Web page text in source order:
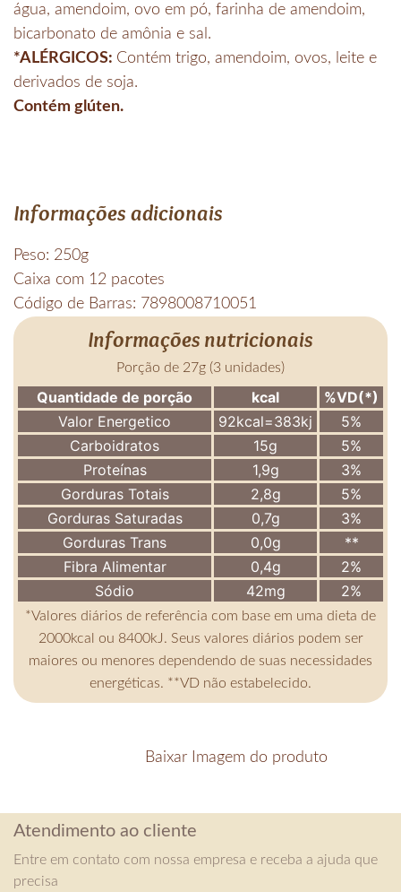
água, amendoim, ovo em pó, farinha de amendoim,
bicarbonato de amônia e sal.
*ALÉRGICOS: Contém trigo, amendoim, ovos, leite e
derivados de soja.
Contém glúten.
Informações adicionais
Peso: 250g
Caixa com 12 pacotes
Código de Barras: 7898008710051
Informações nutricionais
Porção de 27g (3 unidades)
Quantidade de porção kcal
%VD(*)
Valor Energetico
92kcal=383kj
5%
Carboidratos
15g
5%
Proteínas
1,9g
3%
Gorduras Totais
2,8g
5%
Gorduras Saturadas
0,7g
3%
Gorduras Trans
0,0g
**
Fibra Alimentar
0,4g
2%
Sódio
42mg 2%
*Valores diários de referência com base em uma dieta de
2000kcal ou 8400kJ. Seus valores diários podem ser
maiores ou menores dependendo de suas necessidades
energéticas. **VD não estabelecido.
Baixar Imagem do produto
Atendimento ao cliente
Entre em contato com nossa empresa e receba a ajuda que
precisa